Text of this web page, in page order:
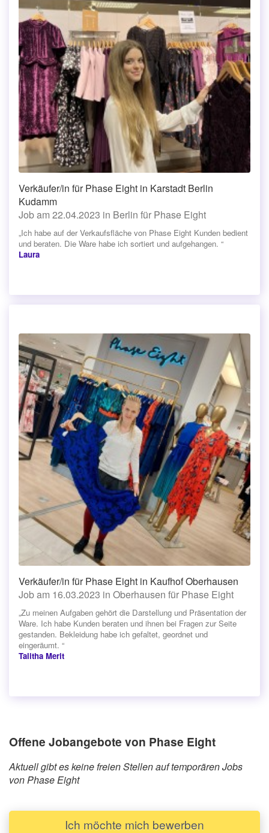
Verkäufer/in für Phase Eight in Karstadt Berlin
Kudamm
Job am 22.04.2023 in Berlin für Phase Eight
„Ich habe auf der Verkaufsfläche von Phase Eight Kunden bedient
und beraten. Die Ware habe ich sortiert und aufgehangen. “
Laura
Verkäufer/in für Phase Eight in Kaufhof Oberhausen
Job am 16.03.2023 in Oberhausen für Phase Eight
„Zu meinen Aufgaben gehört die Darstellung und Präsentation der
Ware. Ich habe Kunden beraten und ihnen bei Fragen zur Seite
gestanden. Bekleidung habe ich gefaltet, geordnet und
eingeräumt. “
Talitha Merit
Offene Jobangebote von Phase Eight
Aktuell gibt es keine freien Stellen auf temporären Jobs
von Phase Eight
Ich möchte mich bewerben